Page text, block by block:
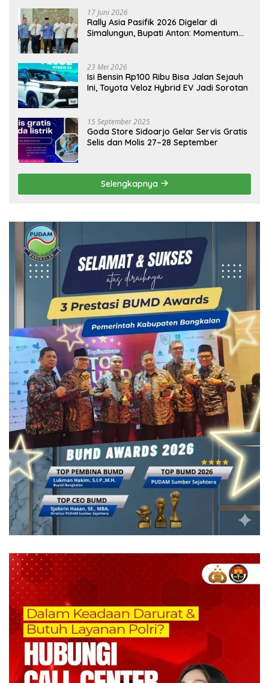
17 Juni 2026
Rally Asia Pasifik 2026 Digelar di
Simalungun, Bupati Anton: Momentum
23 Mei 2026
Isi Bensin Rp100 Ribu Bisa Jalan Sejauh
Ini, Toyota Veloz Hybrid EV Jadi Sorotan
15 September 2025
Goda Store Sidoarjo Gelar Servis Gratis
Selis dan Molis 27–28 September
Selengkapnya